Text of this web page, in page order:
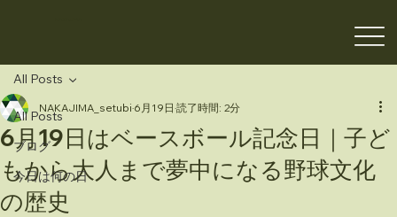
All Posts
ブログ
今日は何の日
All Posts
6月19日はベースボール記念日｜子ど
もから大人まで夢中になる野球文化
の歴史
NAKAJIMA_setubi 6月19日 読了時間: 2分